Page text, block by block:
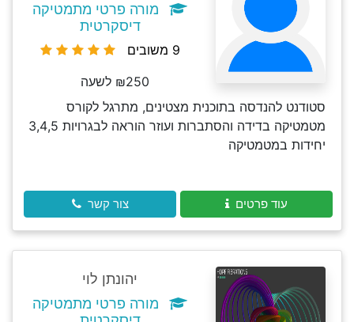
מורה פרטי מתמטיקה
דיסקרטית
9 משובים
₪250 לשעה
סטודנט להנדסה בתוכנית מצטינים, מתרגל לקורס
מטמטיקה בדידה והסתברות ועוזר הוראה לבגרויות 3,4,5
יחידות במטמטיקה
עוד פרטים צור קשר
יהונתן לוי
מורה פרטי מתמטיקה